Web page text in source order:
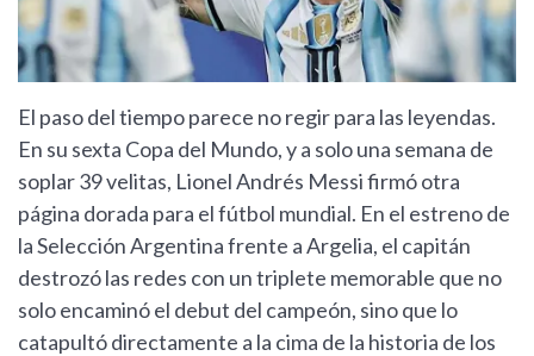
El paso del tiempo parece no regir para las leyendas.
En su sexta Copa del Mundo, y a solo una semana de
soplar 39 velitas, Lionel Andrés Messi firmó otra
página dorada para el fútbol mundial. En el estreno de
la Selección Argentina frente a Argelia, el capitán
destrozó las redes con un triplete memorable que no
solo encaminó el debut del campeón, sino que lo
catapultó directamente a la cima de la historia de los